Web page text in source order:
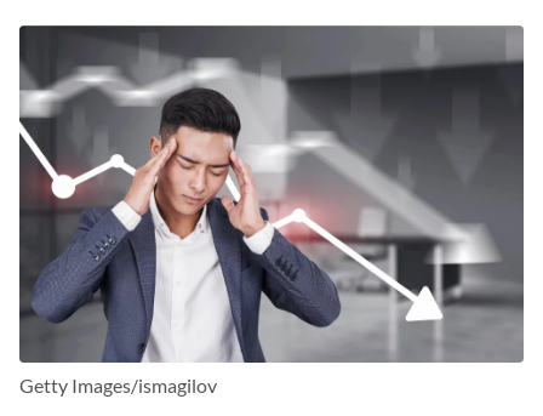
Getty Images/ismagilov